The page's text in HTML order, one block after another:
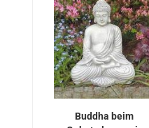
Bud­dha beim